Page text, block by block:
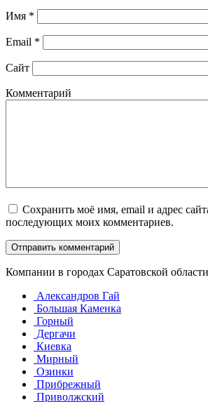
Имя *
Email *
Сайт
Комментарий
Сохранить моё имя, email и адрес
последующих моих комментариев.
Компании в городах Саратовской области
Александров Гай
Большая Каменка
Горный
Дергачи
Киевка
Мирный
Озинки
Прибрежный
Приволжский